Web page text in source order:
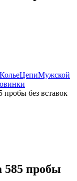
КольеЦепиМужской
пробы без вставок
585 пробы